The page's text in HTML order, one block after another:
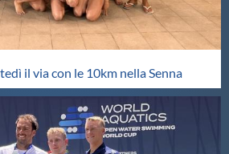
il via con le 10km nella Senna